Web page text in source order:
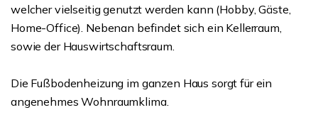
welcher vielseitig genutzt werden kann (Hobby, Gäste,
Home-Office). Nebenan befindet sich ein Kellerraum,
sowie der Hauswirtschaftsraum.
Die Fußbodenheizung im ganzen Haus sorgt für ein
angenehmes Wohnraumklima.